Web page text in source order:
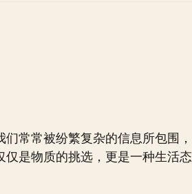
常常被纷繁复杂的信息所包围，
是物质的挑选，更是一种生活态